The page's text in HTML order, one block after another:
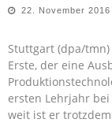
22. November 2016
Stuttgart (dpa/
Erste, der eine
ersten Lehrjahr
weit ist er